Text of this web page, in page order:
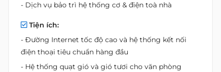
- Dịch vụ bảo trì hệ thống cơ & điện toà nhà
Tiện ích:
- Đường Internet tốc độ cao và hệ thống kết nối
điện thoại tiêu chuẩn hàng đầu
- Hệ thống quạt gió và gió tươi cho văn phòng